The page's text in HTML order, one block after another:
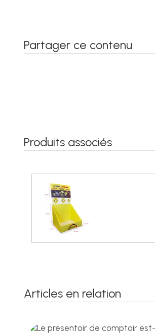
Partager ce contenu
Produits associés
Articles en relation